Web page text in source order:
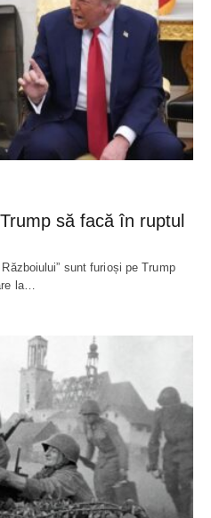
să facă în ruptul
sunt furioși pe Trump
la…